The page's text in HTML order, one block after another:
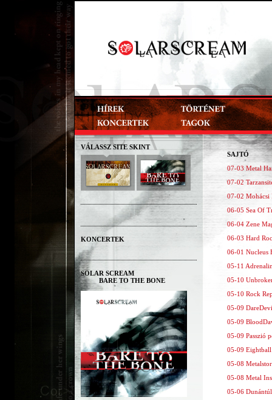
VÁLASSZ SITE SKINT
KONCERTEK
SOLAR SCREAM
BARE TO THE BONE
SAJTÓ
07-03 Metal
07-02
07-02 Mohácsi
06-05 Sea Of
06-04 Zene
06-03 Hard
06-01 Nucleus
05-11
05-10
05-10 Rock
05-09
05-09
05-09 Passzió
05-09
05-08
05-08 Metal
05-06